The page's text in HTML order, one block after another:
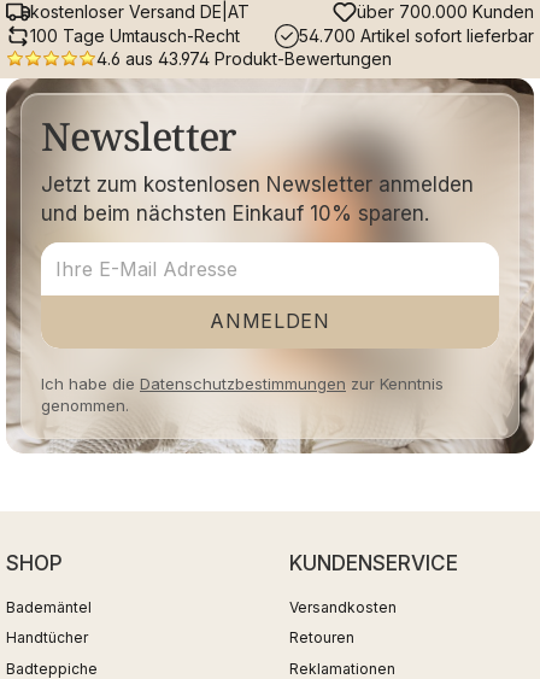
kostenloser Versand DE|AT
über 700.000 Kunden
100 Tage Umtausch-Recht
54.700 Artikel sofort lieferbar
4.6 aus 43.974 Produkt-Bewertungen
Newsletter
Jetzt zum kostenlosen Newsletter anmelden
und beim nächsten Einkauf 10% sparen.
ANMELDEN
Ich habe die Datenschutzbestimmungen zur Kenntnis
genommen.
SHOP
Bademäntel
Handtücher
Badteppiche
KUNDENSERVICE
Versandkosten
Retouren
Reklamationen